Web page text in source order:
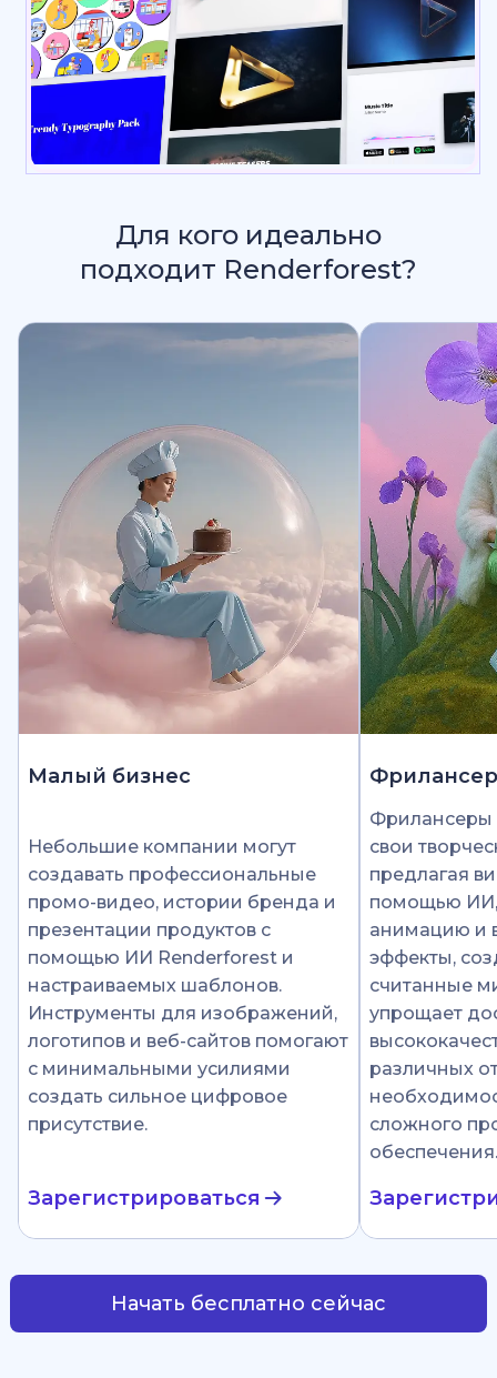
Для кого идеально
подходит Renderforest?
Малый бизнес
Небольшие компании могут
создавать профессиональные
промо-видео, истории бренда и
презентации продуктов с
помощью ИИ Renderforest и
настраиваемых шаблонов.
Инструменты для изображений,
логотипов и веб-сайтов помогают
с минимальными усилиями
создать сильное цифровое
присутствие.
Зарегистрироваться
Фрилансеры
свои
предлагая
помощью
анимацию и
эффекты,
считанные
упрощает
различных
сложного
обеспечения.
Начать бесплатно сейчас